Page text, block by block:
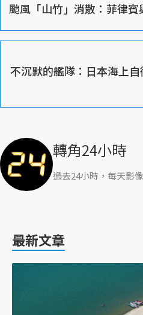
颱風「山竹」消散：菲律
不沉默的艦隊：日本海上
轉角24小時
過去24小時，每天影
最新文章